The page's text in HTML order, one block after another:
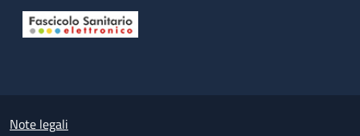
Small prints
Note legali